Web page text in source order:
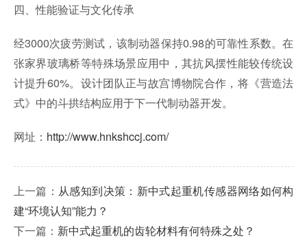
四、性能验证与文化传承
经3000次疲劳测试，该制动器保持0.98的可靠性系数。在
张家界玻璃桥等特殊场景应用中，其抗风摆性能较传统设
计提升60%。设计团队正与故宫博物院合作，将《营造法
式》中的斗拱结构应用于下一代制动器开发。
网址： http://www.hnkshccj.com/
上一篇： 从感知到决策：新中式起重机传感器网络如何构
建“环境认知”能力？
下一篇： 新中式起重机的齿轮材料有何特殊之处？